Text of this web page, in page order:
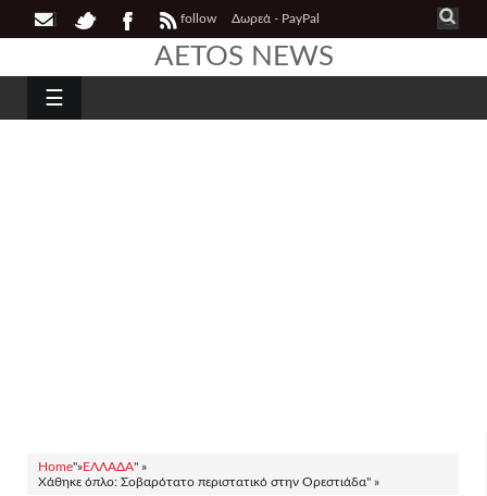
follow Δωρεά - PayPal
AETOS NEWS
☰
Home"»ΕΛΛΑΔΑ" »
Χάθηκε όπλο: Σοβαρότατο περιστατικό στην Ορεστιάδα" »